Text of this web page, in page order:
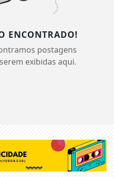
ENCONTRADO!
postagens
exibidas aqui.